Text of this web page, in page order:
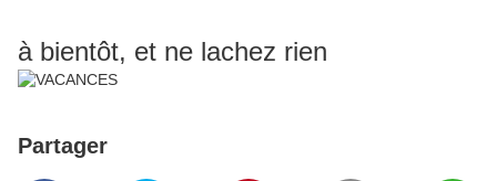
à bientôt, et ne lachez rien
Partager